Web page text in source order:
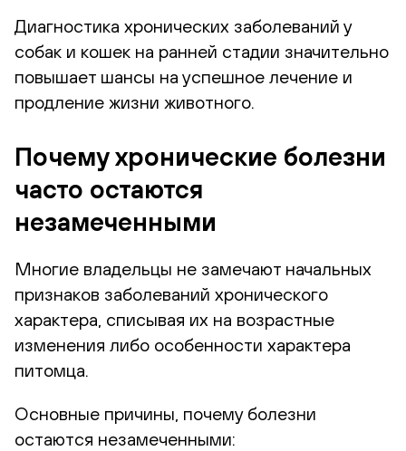
Диагностика хронических заболеваний у
собак и кошек на ранней стадии значительно
повышает шансы на успешное лечение и
продление жизни животного.
Почему хронические болезни
часто остаются
незамеченными
Многие владельцы не замечают начальных
признаков заболеваний хронического
характера, списывая их на возрастные
изменения либо особенности характера
питомца.
Основные причины, почему болезни
остаются незамеченными: